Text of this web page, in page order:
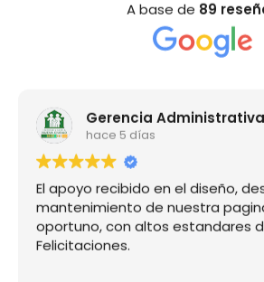
Gerencia Administrativa
El apoyo recibido en el diseño,
mantenimiento de nuestra
oportuno, con altos estandares
Felicitaciones.